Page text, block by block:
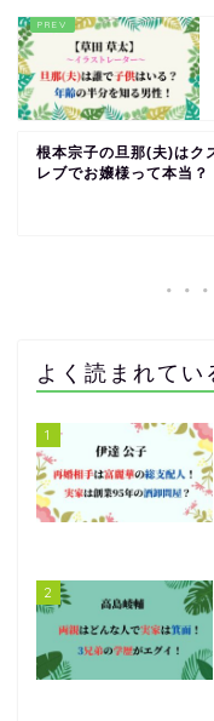
根本宗子の旦那(夫)はク
レブでお嬢様って本当？
よく読まれてい
1
2